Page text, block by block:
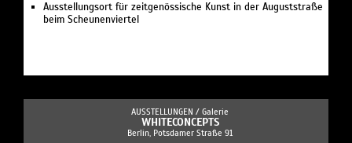
Ausstellungsort für zeitgenössische Kunst in der Auguststraße
beim Scheunenviertel
AUSSTELLUNGEN / Galerie
WHITECONCEPTS
Berlin, Potsdamer Straße 91